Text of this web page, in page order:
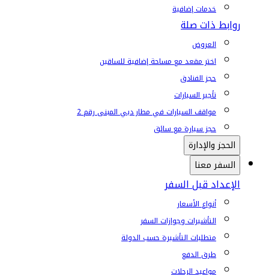
خدمات إضافية
روابط ذات صلة
العروض
اختر مقعد مع مساحة إضافية للساقين
حجز الفنادق
تأجير السيارات
مواقف السيارات في مطار دبي المبنى رقم 2
حجز سيارة مع سائق
الحجز والإدارة
السفر معنا
الإعداد قبل السفر
أنواع الأسعار
التأشيرات وجوازات السفر
متطلبات التأشيرة حسب الدولة
طرق الدفع
مواعيد الرحلات